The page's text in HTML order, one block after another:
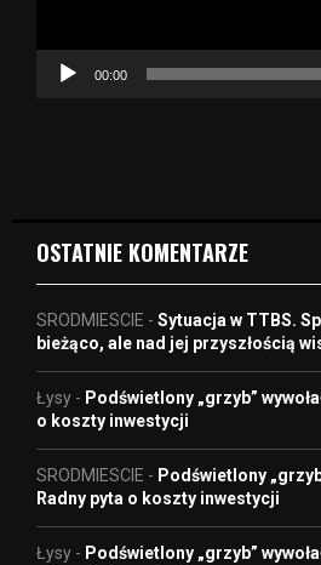
c
00:00
OSTATNIE KOMENTARZE
SRODMIESCIE - Sytuacja w TTBS.
bieżąco, ale nad jej przyszłością
Łysy - Podświetlony „grzyb”
o koszty inwestycji
SRODMIESCIE - Podświetlony
Radny pyta o koszty inwestycji
Łysy - Podświetlony „grzyb”